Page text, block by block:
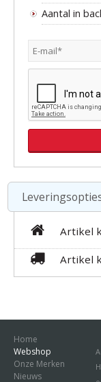
Aantal in
Artikel
Artikel
Home
Webshop
Onze Merken
Nieuws